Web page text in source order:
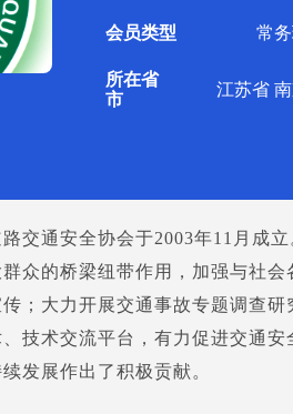
会员类型 常
所在省
市
江苏省
交通安全协会于2003年11月成
众的桥梁纽带作用，加强与社
；大力开展交通事故专题调查
技术交流平台，有力促进交通
发展作出了积极贡献。